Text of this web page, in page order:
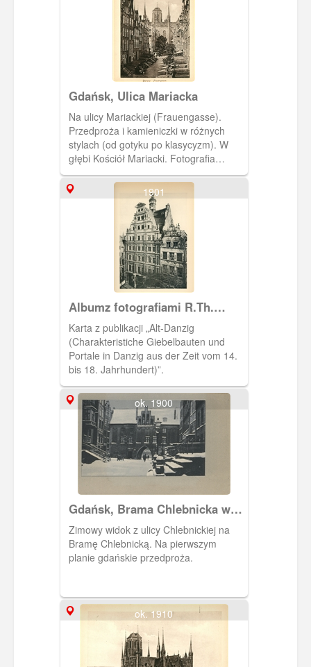
Gdańsk, Ulica Mariacka
Na ulicy Mariackiej (Frauengasse).
Przedproża i kamieniczki w różnych
stylach (od gotyku po klasycyzm). W
głębi Kościół Mariacki. Fotografia
pochodzi z albumu "Danzig und
Umgebung in Bildern".
1901
Albumz fotografiami R.Th.
Kuhna
Karta z publikacji „Alt-Danzig
(Charakteristiche Giebelbauten und
Portale in Danzig aus der Zeit vom 14.
bis 18. Jahrhundert)”.
ok. 1900
Gdańsk, Brama Chlebnicka w
zimowej scenerii
Zimowy widok z ulicy Chlebnickiej na
Bramę Chlebnicką. Na pierwszym
planie gdańskie przedproża.
ok. 1910